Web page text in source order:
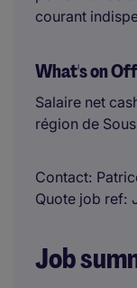
courant
What's on
Salaire net
région de
Contact
Quote job ref
Job